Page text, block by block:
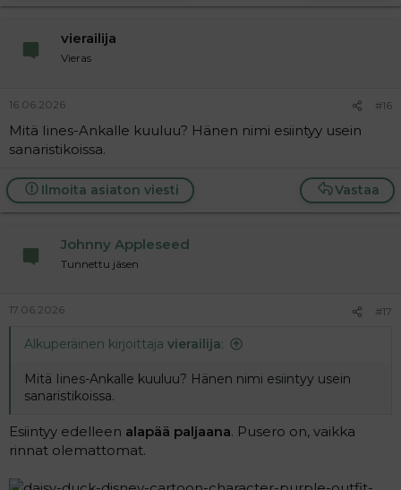
vierailija
Vieras
16.06.2026 #16
Mitä Iines-Ankalle kuuluu? Hänen nimi esiintyy usein
sanaristikoissa.
Vastaa
Ilmoita asiaton viesti
Johnny Appleseed
Tunnettu jäsen
17.06.2026 #17
Alkuperäinen kirjoittaja vierailija:
Mitä Iines-Ankalle kuuluu? Hänen nimi esiintyy usein
sanaristikoissa.
Esiintyy edelleen alapää paljaana. Pusero on, vaikka
rinnat olemattomat.